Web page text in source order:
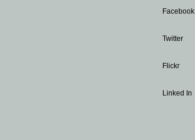
Facebook
Twitter
Flickr
Linked In